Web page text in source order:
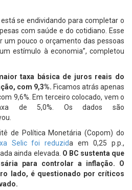
se endividando para completar o
com saúde e do cotidiano. Esse
um pouco o orçamento das pessoas
estímulo à economia”, completou
taxa básica de juros reais do
com 9,3%. Ficamos atrás apenas
9,6%. Em terceiro colocado, vem o
de 5,0%. Os dados são
de Política Monetária (Copom) do
Selic foi reduzida em 0,25 p.p.,
ainda elevada. O BC sustenta que
para controlar a inflação. O
lado, é questionado por críticos